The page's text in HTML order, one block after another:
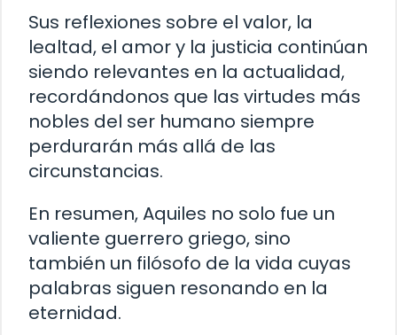
Sus reflexiones sobre el valor, la
lealtad, el amor y la justicia continúan
siendo relevantes en la actualidad,
recordándonos que las virtudes más
nobles del ser humano siempre
perdurarán más allá de las
circunstancias.
En resumen, Aquiles no solo fue un
valiente guerrero griego, sino
también un filósofo de la vida cuyas
palabras siguen resonando en la
eternidad.